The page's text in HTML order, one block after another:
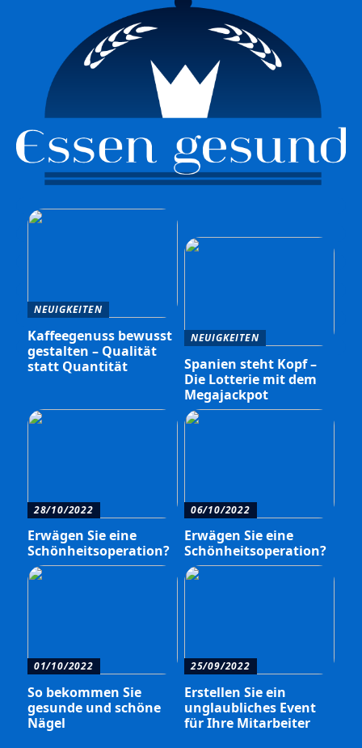
NEUIGKEITEN
Kaffeegenuss bewusst
gestalten – Qualität
statt Quantität
NEUIGKEITEN
Spanien steht Kopf –
Die Lotterie mit dem
Megajackpot
28/10/2022
Erwägen Sie eine
Schönheitsoperation?
06/10/2022
Erwägen Sie eine
Schönheitsoperation?
01/10/2022
So bekommen Sie
gesunde und schöne
Nägel
25/09/2022
Erstellen Sie ein
unglaubliches Event
für Ihre Mitarbeiter